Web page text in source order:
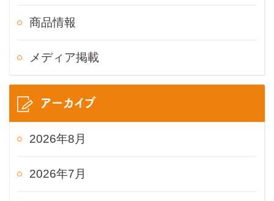
商品情報
メディア掲載
アーカイブ
2026年8月
2026年7月